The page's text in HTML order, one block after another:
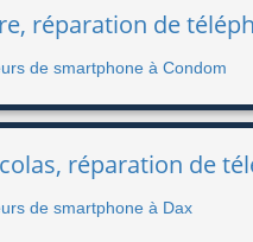
réparation de
de smartphone à Condom
réparation de
de smartphone à Dax